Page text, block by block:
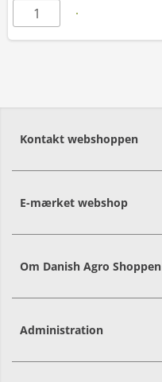
Kontakt webshoppen
E-mærket webshop
Om Danish Agro Shoppen
Administration